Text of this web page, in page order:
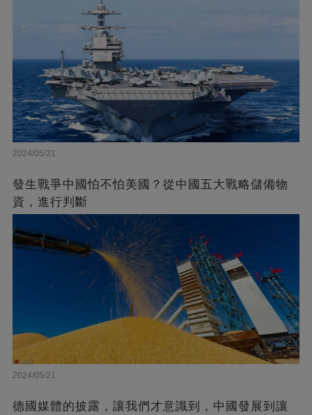
2024/05/21
發生戰爭中國怕不怕美國？從中國五大戰略儲備物
資，進行判斷
2024/05/21
德國媒體的披露，讓我們才意識到，中國發展到讓